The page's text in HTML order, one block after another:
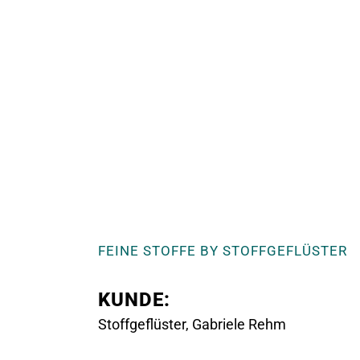
FEINE STOFFE BY STOFFGEFLÜSTER
KUNDE:
Stoffgeflüster, Gabriele Rehm